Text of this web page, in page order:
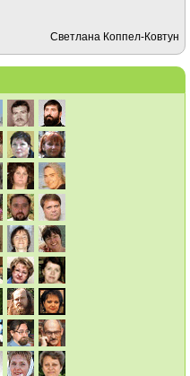
Светлана Коппел-Ковтун